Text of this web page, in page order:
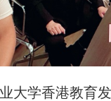
大学香港教育